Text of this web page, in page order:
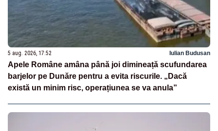
5 aug. 2026, 17:52 Iulian Budusan
Apele Române amâna până joi dimineață scufundarea
barjelor pe Dunăre pentru a evita riscurile. „Dacă
există un minim risc, operațiunea se va anula”